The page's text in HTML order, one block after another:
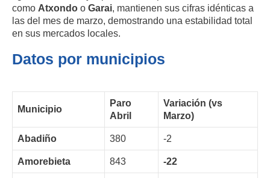
como Atxondo o Garai, mantienen sus cifras idénticas a
las del mes de marzo, demostrando una estabilidad total
en sus mercados locales.
Datos por municipios
Municipio
Paro
Abril
Variación (vs
Marzo)
Abadiño 380 -2
Amorebieta 843 -22